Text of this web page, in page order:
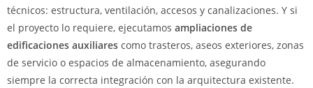
técnicos: estructura, ventilación, accesos y canalizaciones. Y si
el proyecto lo requiere, ejecutamos ampliaciones de
edificaciones auxiliares como trasteros, aseos exteriores, zonas
de servicio o espacios de almacenamiento, asegurando
siempre la correcta integración con la arquitectura existente.